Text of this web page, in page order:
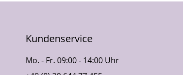
Kundenservice
Mo. - Fr. 09:00 - 14:00 Uhr